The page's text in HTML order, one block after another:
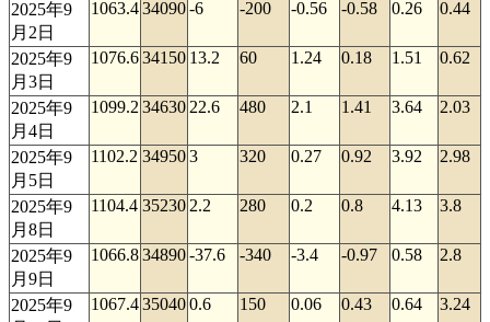
2025年9
月2日
1063.434090-6 -200 -0.56 -0.58 0.26 0.44
2025年9
月3日
1076.634150 13.2 60 1.24 0.18 1.51 0.62
2025年9
月4日
1099.2 34630 22.6 480 2.1 1.41 3.64 2.03
2025年9
月5日
1102.2 349503 320 0.27 0.92 3.92 2.98
2025年9
月8日
1104.4 35230 2.2 280 0.2 0.8 4.13 3.8
2025年9
月9日
1066.834890-37.6 -340 -3.4 -0.97 0.58 2.8
2025年9
1067.4350400.6 150 0.06 0.43 0.64 3.24